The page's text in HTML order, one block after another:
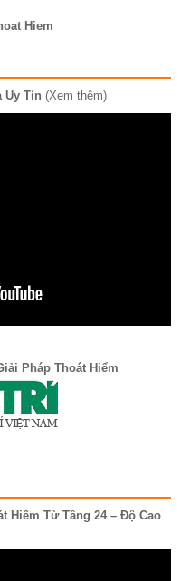
Uy Tín (Xem thêm)
Pháp Thoát Hiểm
Hiểm Từ Tầng 24 – Độ Cao